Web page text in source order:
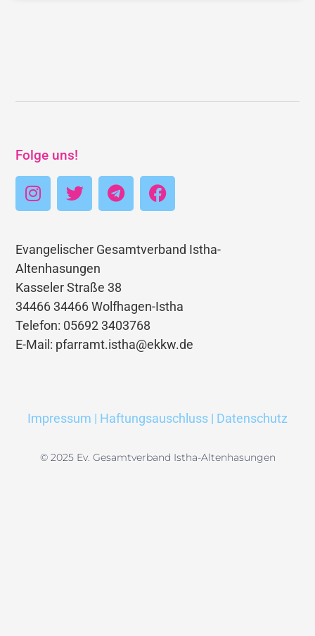
Folge uns!
Evangelischer Gesamtverband Istha-
Altenhasungen
Kasseler Straße 38
34466 34466 Wolfhagen-Istha
Telefon: 05692 3403768
E-Mail: pfarramt.istha@ekkw.de
Impressum | Haftungsauschluss | Datenschutz
© 2025 Ev. Gesamtverband Istha-Altenhasungen